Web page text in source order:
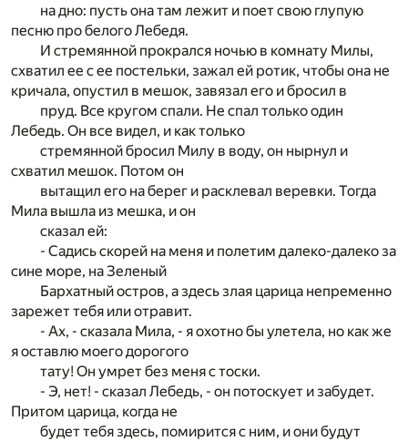
на дно: пусть она там лежит и поет свою глупую
песню про белого Лебедя.
И стремянной прокрался ночью в комнату Милы,
схватил ее с ее постельки, зажал ей ротик, чтобы она не
кричала, опустил в мешок, завязал его и бросил в
пруд. Все кругом спали. Не спал только один
Лебедь. Он все видел, и как только
стремянной бросил Милу в воду, он нырнул и
схватил мешок. Потом он
вытащил его на берег и расклевал веревки. Тогда
Мила вышла из мешка, и он
сказал ей:
- Садись скорей на меня и полетим далеко-далеко за
сине море, на Зеленый
Бархатный остров, а здесь злая царица непременно
зарежет тебя или отравит.
- Ах, - сказала Мила, - я охотно бы улетела, но как же
я оставлю моего дорогого
тату! Он умрет без меня с тоски.
- Э, нет! - сказал Лебедь, - он потоскует и забудет.
Притом царица, когда не
будет тебя здесь, помирится с ним, и они будут